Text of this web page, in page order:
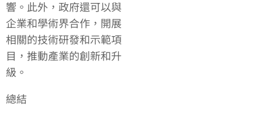
響。此外，政府還可以與
企業和學術界合作，開展
相關的技術研發和示範項
目，推動產業的創新和升
級。
總結